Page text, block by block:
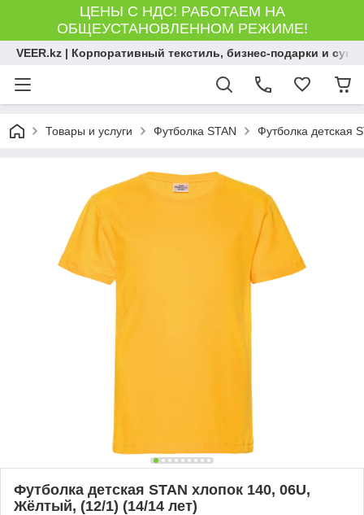
ЦЕНЫ С НДС! РАБОТАЕМ НА
ОБЩЕУСТАНОВЛЕННОМ РЕЖИМЕ!
VEER.kz | Корпоративный текстиль, бизнес-подарки и
Товары и услуги Футболка STAN Футболка детская
Футболка детская STAN хлопок 140, 06U,
Жёлтый, (12/1) (14/14 лет)